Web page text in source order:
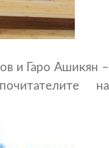
и Гаро Ашикян –
на